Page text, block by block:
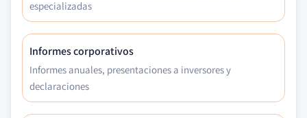
especializadas
Informes corporativos
Informes anuales, presentaciones a inversores y
declaraciones